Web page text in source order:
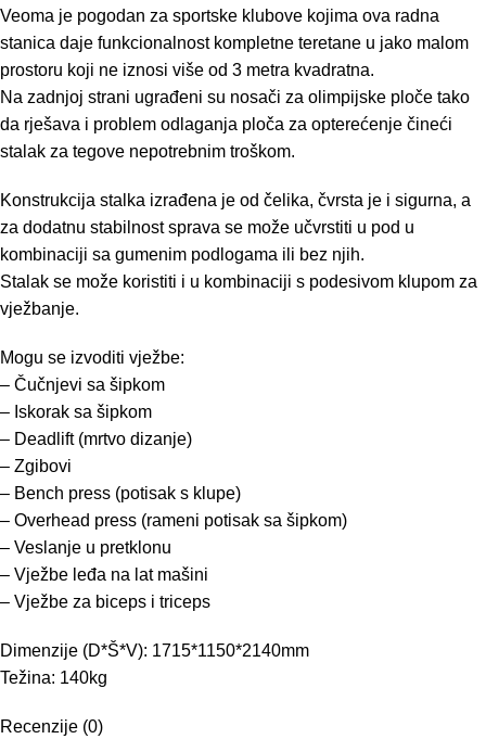
Veoma je pogodan za sportske klubove kojima ova radna
stanica daje funkcionalnost kompletne teretane u jako malom
prostoru koji ne iznosi više od 3 metra kvadratna.
Na zadnjoj strani ugrađeni su nosači za olimpijske ploče tako
da rješava i problem odlaganja ploča za opterećenje čineći
stalak za tegove nepotrebnim troškom.
Konstrukcija stalka izrađena je od čelika, čvrsta je i sigurna, a
za dodatnu stabilnost sprava se može učvrstiti u pod u
kombinaciji sa gumenim podlogama ili bez njih.
Stalak se može koristiti i u kombinaciji s podesivom klupom za
vježbanje.
Mogu se izvoditi vježbe:
– Čučnjevi sa šipkom
– Iskorak sa šipkom
– Deadlift (mrtvo dizanje)
– Zgibovi
– Bench press (potisak s klupe)
– Overhead press (rameni potisak sa šipkom)
– Veslanje u pretklonu
– Vježbe leđa na lat mašini
– Vježbe za biceps i triceps
Dimenzije (D*Š*V): 1715*1150*2140mm
Težina: 140kg
Recenzije (0)